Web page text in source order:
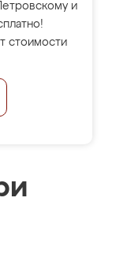
и
стоимости